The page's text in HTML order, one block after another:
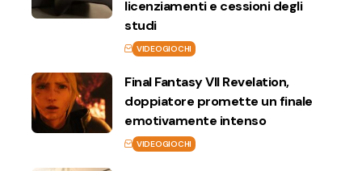
licenziamenti e cessioni degli
studi
VIDEOGIOCHI
Final Fantasy VII Revelation,
doppiatore promette un finale
emotivamente intenso
VIDEOGIOCHI